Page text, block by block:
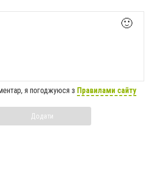
🙂
я погоджуюся з Правилами сайту
Додати